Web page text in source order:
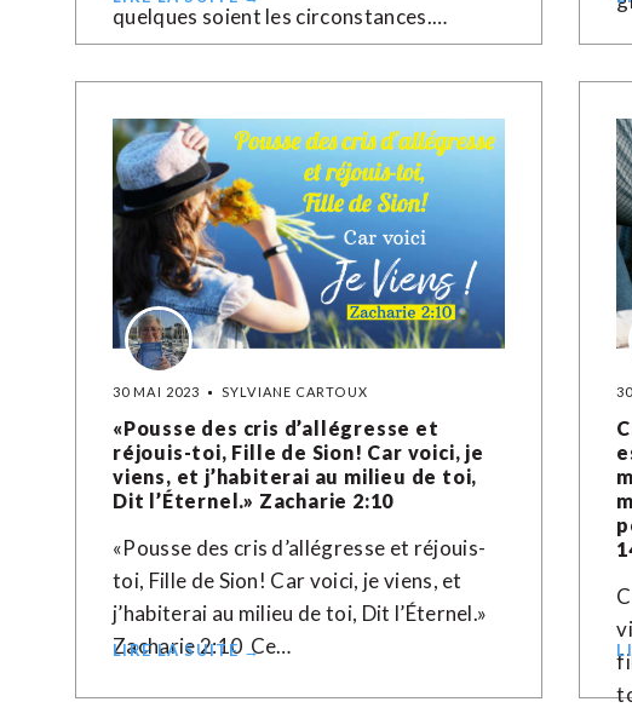
quelques soient les circonstances.…
30 MAI 2023 SYLVIANE CARTOUX
«Pousse des cris d’allégresse et
réjouis-toi, Fille de Sion! Car voici, je
viens, et j’habiterai au milieu de toi,
Dit l’Éternel.» Zacharie‬ ‭2‬:‭10‬ ‭
«Pousse des cris d’allégresse et réjouis-
toi, Fille de Sion! Car voici, je viens, et
j’habiterai au milieu de toi, Dit l’Éternel.»
Zacharie‬ ‭2‬:‭10‬ ‭ Ce…
LIRE LA SUITE →